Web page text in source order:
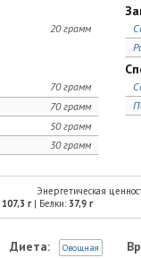
20 грамм
70 грамм
70 грамм
50 грамм
30 грамм
Энергетическая
107,3 г| Белки: 37,9 г
Диета: Овощная